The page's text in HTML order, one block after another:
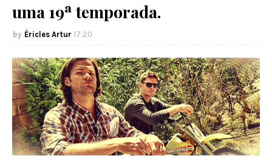
uma 19ª temporada.
Éricles Artur 17:20